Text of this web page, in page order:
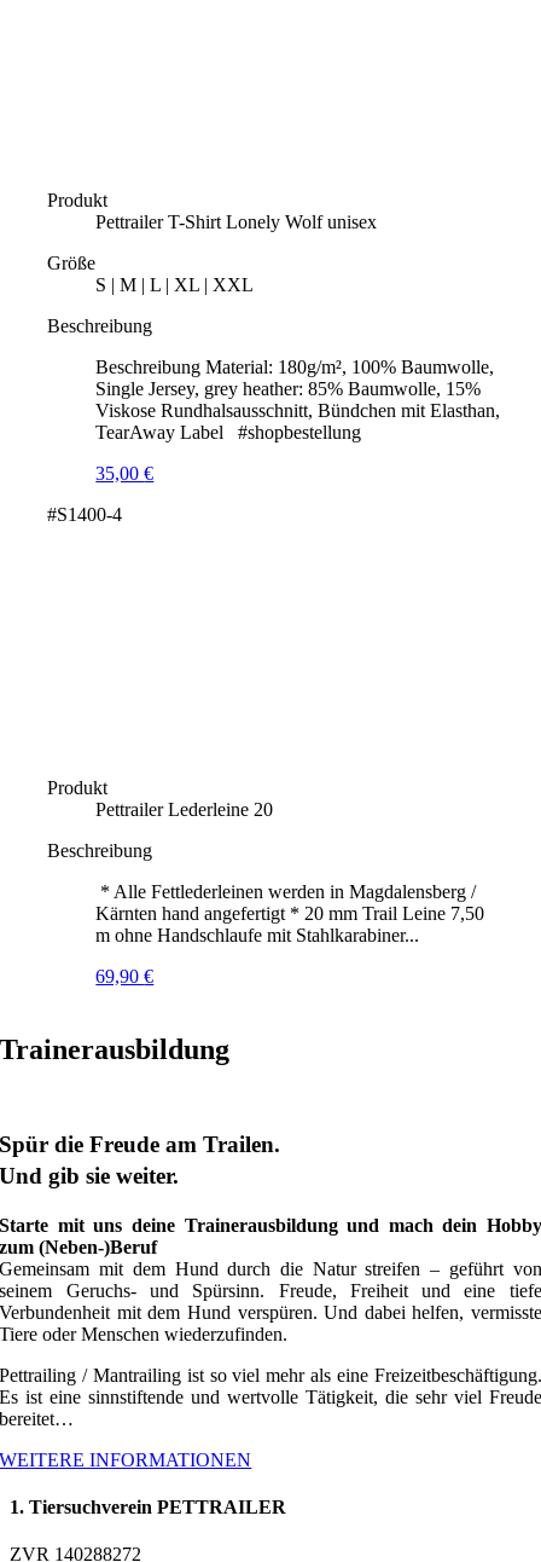
Produkt
Pettrailer T-Shirt Lonely Wolf unisex
Größe
S | M | L | XL | XXL
Beschreibung
Beschreibung Material: 180g/m², 100% Baumwolle,
Single Jersey, grey heather: 85% Baumwolle, 15%
Viskose Rundhalsausschnitt, Bündchen mit Elasthan,
TearAway Label #shopbestellung
35,00€
#S1400-4
Produkt
Pettrailer Lederleine 20
Beschreibung
* Alle Fettlederleinen werden in Magdalensberg /
Kärnten hand angefertigt * 20 mm Trail Leine 7,50
m ohne Handschlaufe mit Stahlkarabiner...
69,90€
Trainerausbildung
Spür die Freude am Trailen.
Und gib sie weiter.
Starte mit uns deine Trainerausbildung und mach dein Hobby
zum (Neben-)Beruf
Gemeinsam mit dem Hund durch die Natur streifen – geführt von
seinem Geruchs- und Spürsinn. Freude, Freiheit und eine tiefe
Verbundenheit mit dem Hund verspüren. Und dabei helfen, vermisste
Tiere oder Menschen wiederzufinden.
Pettrailing / Mantrailing ist so viel mehr als eine Freizeitbeschäftigung.
Es ist eine sinnstiftende und wertvolle Tätigkeit, die sehr viel Freude
bereitet…
WEITERE INFORMATIONEN
1. Tiersuchverein PETTRAILER
ZVR 140288272